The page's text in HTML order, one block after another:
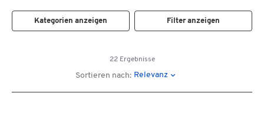
Kategorien anzeigen Filter anzeigen
22 Ergebnisse
Sortieren nach: Relevanz